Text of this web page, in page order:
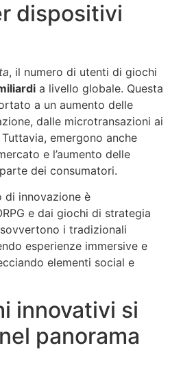
dispositivi
, il numero di utenti di giochi
a livello globale. Questa
a un aumento delle
dalle microtransazioni ai
emergono anche
e l’aumento delle
dei consumatori.
di innovazione è
e dai giochi di strategia
i tradizionali
esperienze immersive e
elementi social e
innovativi si
panorama